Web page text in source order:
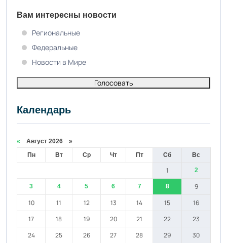
Вам интересны новости
Региональные
Федеральные
Новости в Мире
Голосовать
Календарь
« Август 2026 »
Пн
Вт Ср Чт Пт Сб Вс
1 2
3 4 5 6 7 8
9
10
11 12 13 14 15
16
17
18 19 20 21 22
23
24
25 26 27 28 29
30